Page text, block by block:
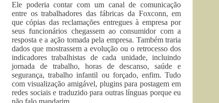
Ele poderia contar com um canal de comunicação
entre os trabalhadores das fábricas da Foxconn, em
que cópias das reclamações entregues à empresa por
seus funcionários chegassem ao consumidor com a
resposta e a ação tomada pela empresa. Também traria
dados que mostrassem a evolução ou o retrocesso dos
indicadores trabalhistas de cada unidade, incluindo
jornada de trabalho, horas de descanso, saúde e
segurança, trabalho infantil ou forçado, enfim. Tudo
com visualização amigável, plugins para postagem em
redes sociais e traduzido para outras línguas porque eu
não falo mandarim.